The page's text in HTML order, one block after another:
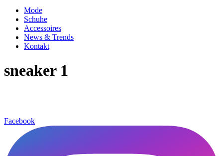
Mode
Schuhe
Accessoires
News & Trends
Kontakt
sneaker 1
Facebook